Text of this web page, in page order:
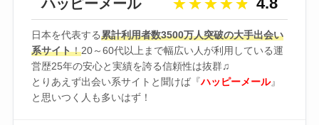
ハッピーメール ★★★★★
★★★★★
日本を代表する累計利用者数3500万人突破の大手出会い
系サイト！20～60代以上まで幅広い人が利用している運
営歴25年の安心と実績を誇る信頼性は抜群♫
とりあえず出会い系サイトと聞けば『ハッピーメール』
と思いつく人も多いはず！